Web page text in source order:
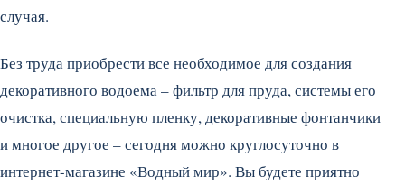
случая.
Без труда приобрести все необходимое для создания
декоративного водоема – фильтр для пруда, системы его
очистка, специальную пленку, декоративные фонтанчики
и многое другое – сегодня можно круглосуточно в
интернет-магазине «Водный мир». Вы будете приятно